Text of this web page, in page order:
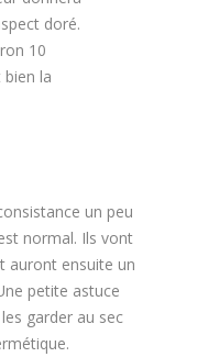
doré.
10
la
un peu
normal. Ils vont
auront ensuite un
petite astuce
garder au sec